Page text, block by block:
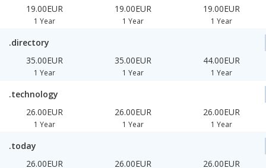
19.00EUR
1 Year
19.00EUR
1 Year
19.00EUR
1 Year
.directory
35.00EUR
1 Year
35.00EUR
1 Year
44.00EUR
1 Year
.technology
26.00EUR
1 Year
26.00EUR
1 Year
26.00EUR
1 Year
.today
26.00EUR
26.00EUR 26.00EUR